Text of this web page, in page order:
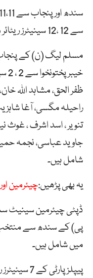
سے 12 ،12 سینیٹرز ریٹائر ہوں گے۔
ظفر الحق، مشاہد اللہ
راحیلہ مگسی، آغا
تنویر ، اسد اشرف ، غوث
جاوید عباسی، نجمہ
شامل ہیں۔
یہ بھی پڑھیں:چیئرمین
ڈپٹی چیئرمین سینیٹ
میں شامل ہیں۔
پیپلز